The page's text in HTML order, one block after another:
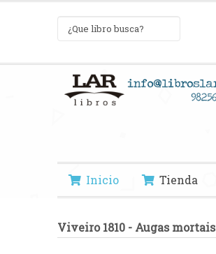
Inicio Tienda
Viveiro 1810 - Augas mortais